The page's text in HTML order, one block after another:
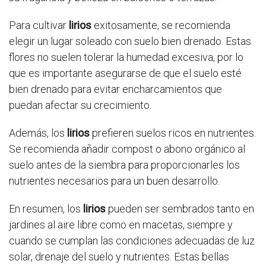
Para cultivar lirios exitosamente, se recomienda
elegir un lugar soleado con suelo bien drenado. Estas
flores no suelen tolerar la humedad excesiva, por lo
que es importante asegurarse de que el suelo esté
bien drenado para evitar encharcamientos que
puedan afectar su crecimiento.
Además, los liriosprefieren suelos ricos en nutrientes.
Se recomienda añadir compost o abono orgánico al
suelo antes de la siembra para proporcionarles los
nutrientes necesarios para un buen desarrollo.
En resumen, los liriospueden ser sembrados tanto en
jardines al aire libre como en macetas, siempre y
cuando se cumplan las condiciones adecuadas de luz
solar, drenaje del suelo y nutrientes. Estas bellas